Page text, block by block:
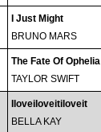
I Just Might
BRUNO MARS
The Fate Of Ophelia
TAYLOR SWIFT
Iloveiloveitiloveit
BELLA KAY